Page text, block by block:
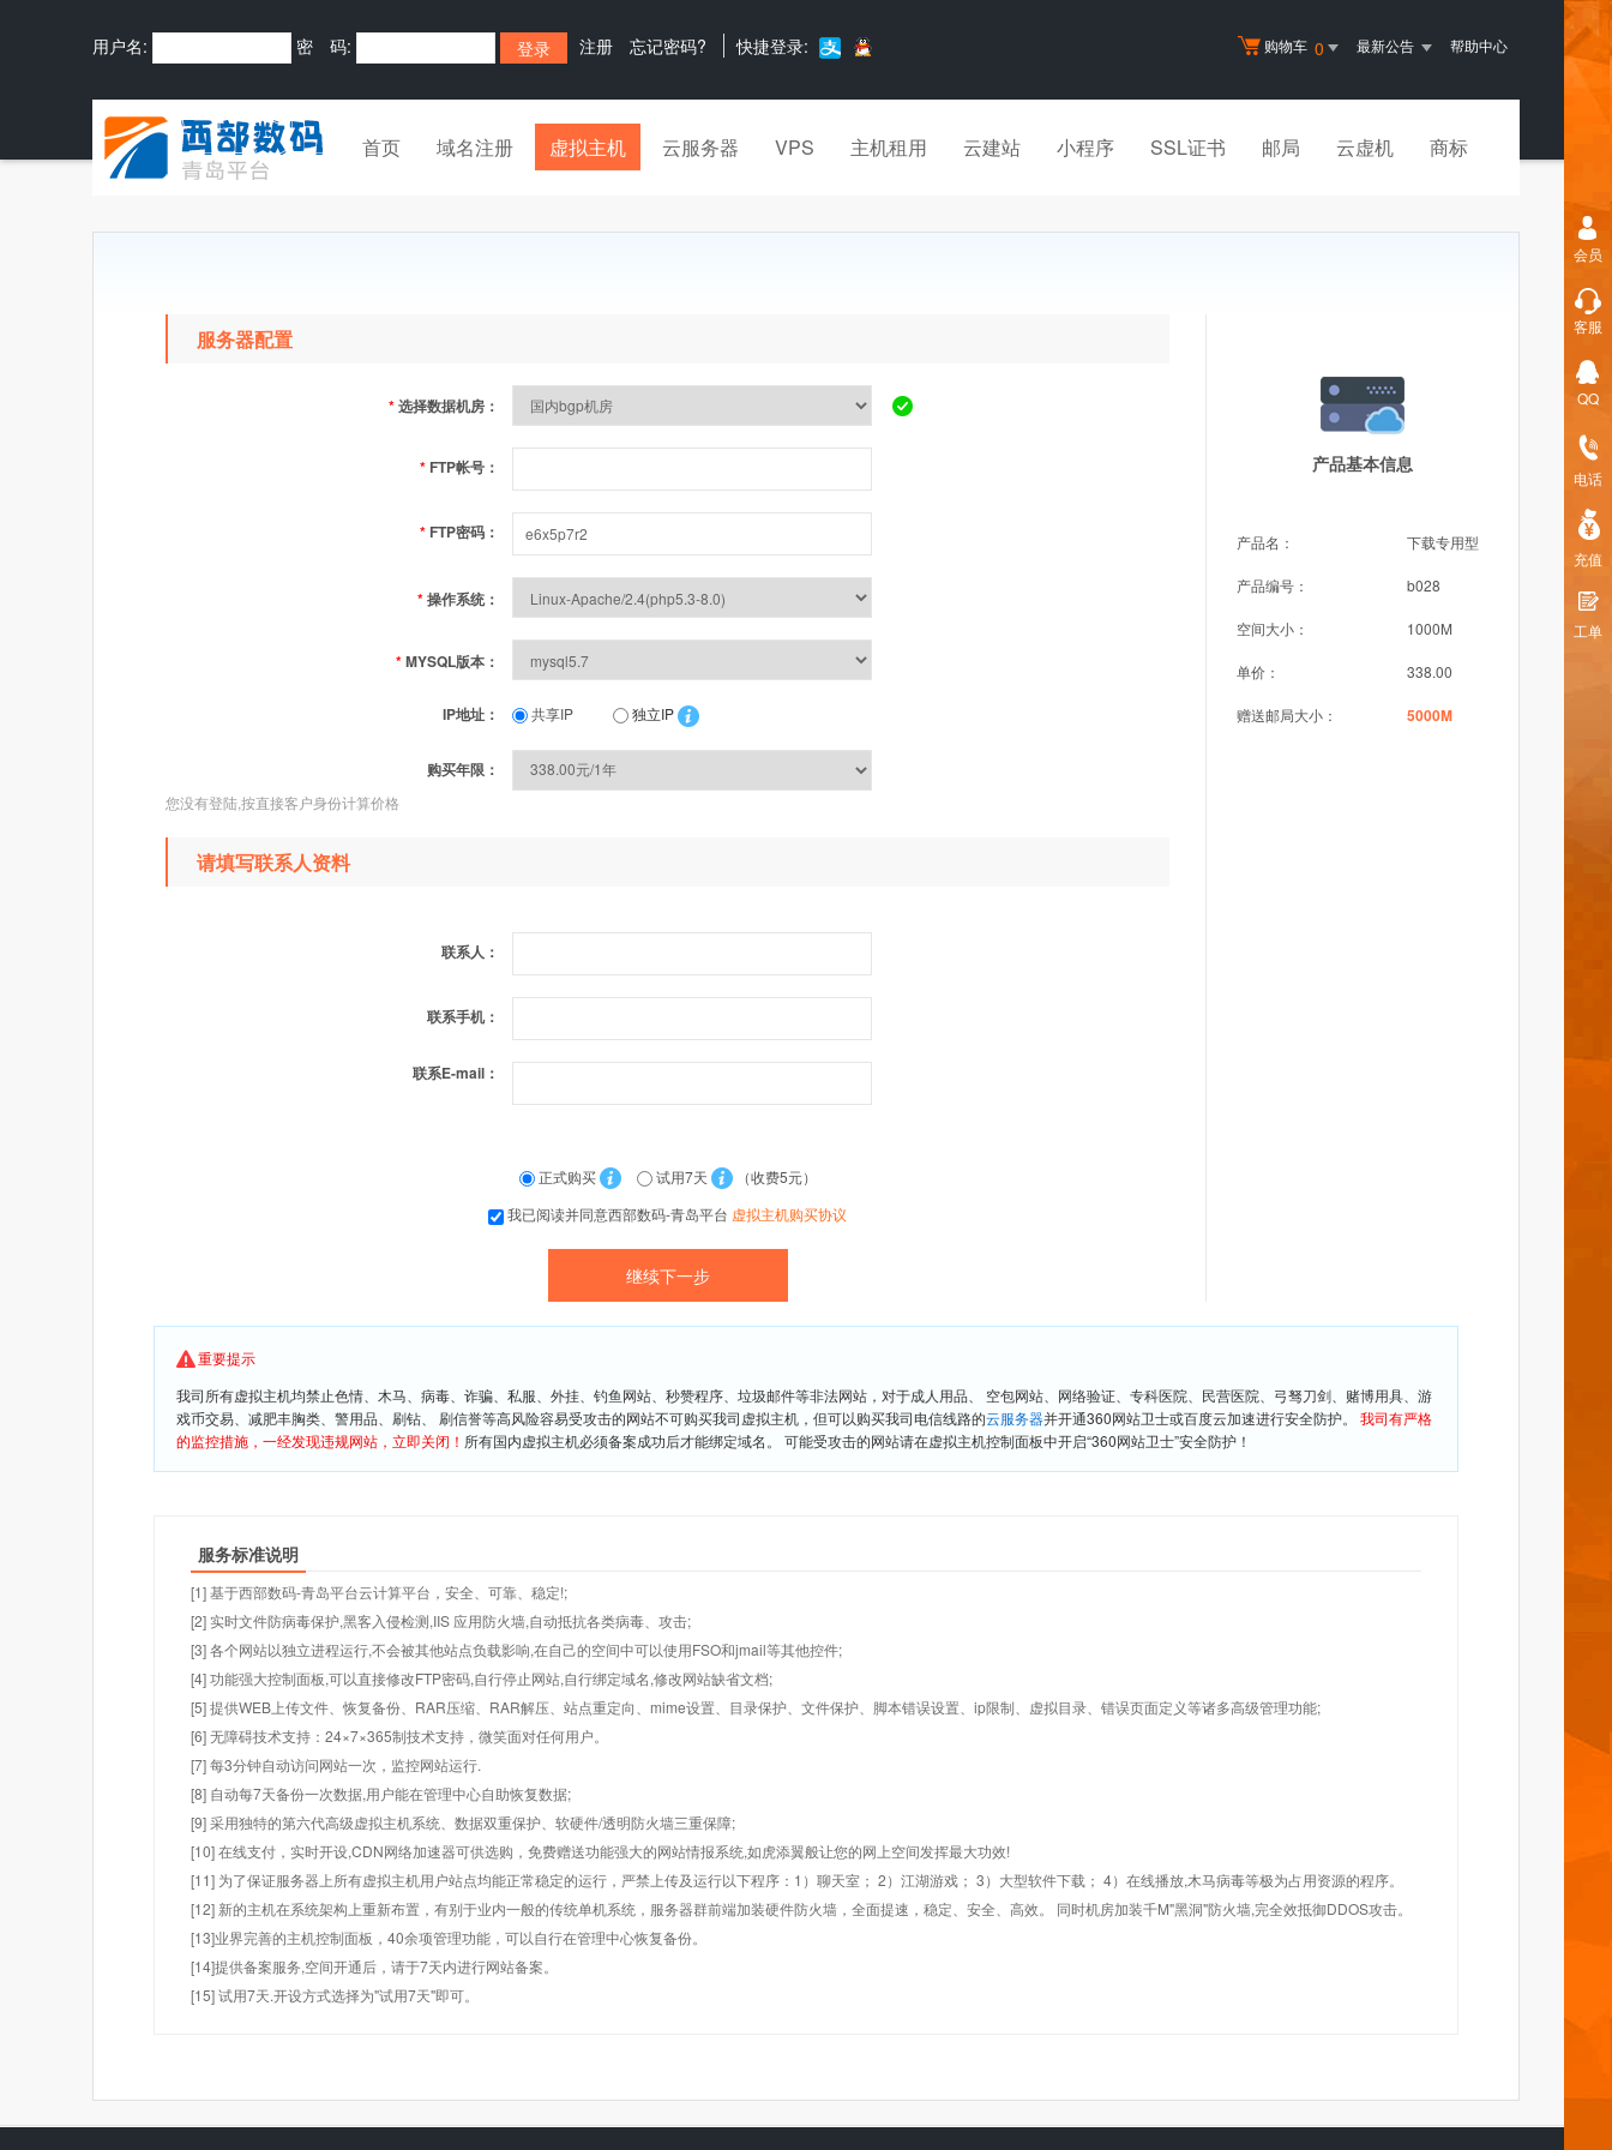
购物车 0 最新公告 帮助中心
用户名: 密 码: 注册 忘记密码? 快捷登录:
首页 域名注册 虚拟主机 云服务器 VPS 主机租用 云建站 小程序 SSL证书 邮局 云虚机 商标
产品基本信息
产品名： 下载专用型
产品编号： b028
空间大小： 1000M
单价： 338.00
赠送邮局大小： 5000M
服务器配置
*选择数据机房：
* FTP帐号：
* FTP密码：
*操作系统：
*MYSQL版本：
IP地址： 共享IP 独立IP
购买年限：
您没有登陆,按直接客户身份计算价格
请填写联系人资料
联系人：
联系手机：
联系E-mail：
正式购买 试用7天
（收费5元）
我已阅读并同意西部数码-青岛平台 虚拟主机购买协议
重要提示
我司所有虚拟主机均禁止色情、木马、病毒、诈骗、私服、外挂、钓鱼网站、秒赞程序、垃圾邮件等非法网站，对于成人用品、 空包网站、网络验证、专科医院、民营医院、弓驽刀剑、赌博用具、游
戏币交易、减肥丰胸类、警用品、刷钻、 刷信誉等高风险容易受攻击的网站不可购买我司虚拟主机，但可以购买我司电信线路的云服务器并开通360网站卫士或百度云加速进行安全防护。 我司有严格
的监控措施，一经发现违规网站，立即关闭！ 所有国内虚拟主机必须备案成功后才能绑定域名。 可能受攻击的网站请在虚拟主机控制面板中开启“360网站卫士”安全防护！
服务标准说明
[1] 基于西部数码-青岛平台云计算平台，安全、可靠、稳定!;
[2] 实时文件防病毒保护,黑客入侵检测,IIS 应用防火墙,自动抵抗各类病毒、攻击;
[3] 各个网站以独立进程运行,不会被其他站点负载影响,在自己的空间中可以使用FSO和jmail等其他控件;
[4] 功能强大控制面板,可以直接修改FTP密码,自行停止网站,自行绑定域名,修改网站缺省文档;
[5] 提供WEB上传文件、恢复备份、RAR压缩、RAR解压、站点重定向、mime设置、目录保护、文件保护、脚本错误设置、ip限制、虚拟目录、错误页面定义等诸多高级管理功能;
[6] 无障碍技术支持：24×7×365制技术支持，微笑面对任何用户。
[7] 每3分钟自动访问网站一次，监控网站运行.
[8] 自动每7天备份一次数据,用户能在管理中心自助恢复数据;
[9] 采用独特的第六代高级虚拟主机系统、数据双重保护、软硬件/透明防火墙三重保障;
[10] 在线支付，实时开设,CDN网络加速器可供选购，免费赠送功能强大的网站情报系统,如虎添翼般让您的网上空间发挥最大功效!
[11] 为了保证服务器上所有虚拟主机用户站点均能正常稳定的运行，严禁上传及运行以下程序：1）聊天室； 2）江湖游戏； 3）大型软件下载； 4）在线播放,木马病毒等极为占用资源的程序。
[12] 新的主机在系统架构上重新布置，有别于业内一般的传统单机系统，服务器群前端加装硬件防火墙，全面提速，稳定、安全、高效。 同时机房加装千M"黑洞"防火墙,完全效抵御DDOS攻击。
[13]业界完善的主机控制面板，40余项管理功能，可以自行在管理中心恢复备份。
[14]提供备案服务,空间开通后，请于7天内进行网站备案。
[15] 试用7天.开设方式选择为"试用7天"即可。
会员
客服
QQ
电话
充值
工单